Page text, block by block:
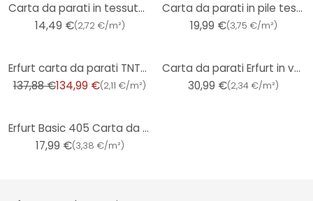
Carta da parati in tessuto non tessuto Erfurt Basic 100
14,49 €(2,72 €/m²)
Carta da parati in pile testurizzato Erfurt Premium 504
19,99 €(3,75 €/m²)
Erfurt carta da parati TNT- cippato - Rustico
137,88 €134,99 €(2,11 €/m²)
Carta da parati Erfurt in vello liscio Classic 25x0,53 m
30,99 €(2,34 €/m²)
Erfurt Basic 405 Carta da parati in tessuto non tessuto testurizzato
17,99 €(3,38 €/m²)